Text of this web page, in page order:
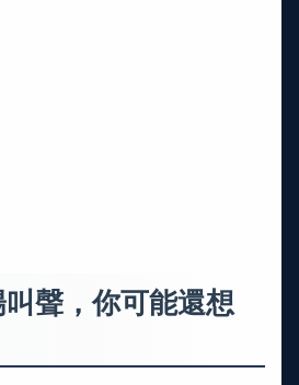
聲，你可能還想